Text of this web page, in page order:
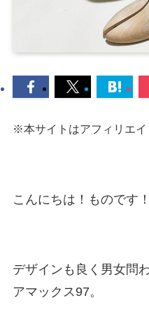
※本サイトはアフィリエ
こんにちは！ものです！
デザインも良く男女問
アマックス97。